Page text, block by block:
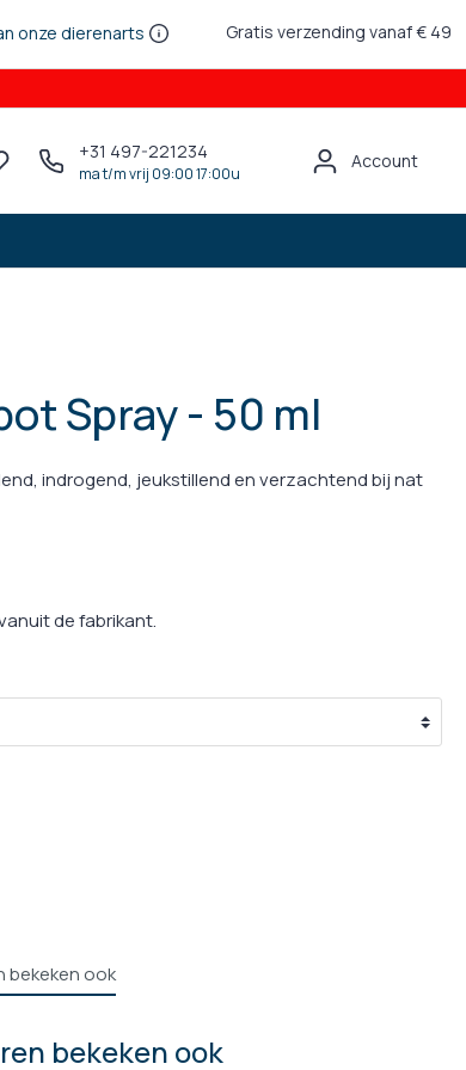
onze dierenarts Gratis verzending vanaf € 49
+31 497-221234
ma t/m vrij 09:00 17:00u
Account
Spray - 50 ml
indrogend, jeukstillend en verzachtend bij nat
de fabrikant.
bekeken ook
bekeken ook